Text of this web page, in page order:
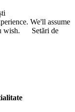
We'll assume
wish.
Setări de